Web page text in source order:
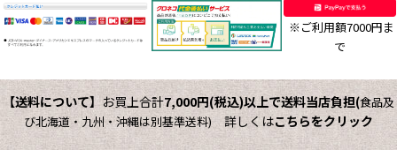
※ご利用額7000円ま
で
【送料について】 お買上合計7,000円(税込)以上で送料当店負担(食品及
び北海道・九州・沖縄は別基準送料)詳しくはこちらをクリック